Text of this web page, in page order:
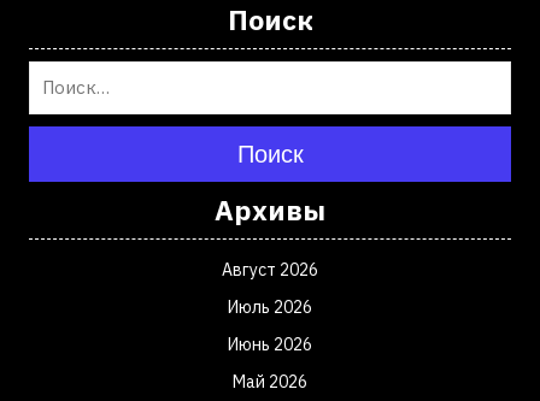
Поиск
Поиск
Архивы
Август 2026
Июль 2026
Июнь 2026
Май 2026